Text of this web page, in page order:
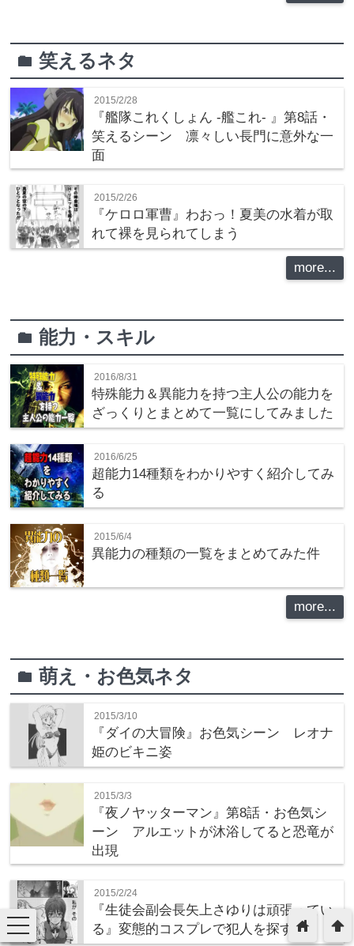
folder笑えるネタ
2015/2/28
『艦隊これくしょん -艦これ- 』第8話・
笑えるシーン 凛々しい長門に意外な一
面
2015/2/26
『ケロロ軍曹』わおっ！夏美の水着が取
れて裸を見られてしまう
more...
folder能力・スキル
2016/8/31
特殊能力＆異能力を持つ主人公の能力を
ざっくりとまとめて一覧にしてみました
2016/6/25
超能力14種類をわかりやすく紹介してみ
る
2015/6/4
異能力の種類の一覧をまとめてみた件
more...
folder萌え・お色気ネタ
2015/3/10
『ダイの大冒険』お色気シーン レオナ
姫のビキニ姿
2015/3/3
『夜ノヤッターマン』第8話・お色気シ
ーン アルエットが沐浴してると恐竜が
出現
2015/2/24
『生徒会副会長矢上さゆりは頑張ってい
る』変態的コスプレで犯人を探す
toggle
navigation
arrowup
home